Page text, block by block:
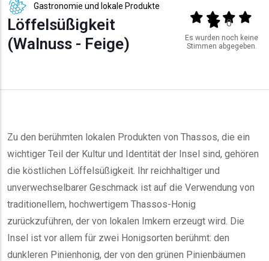
Gastronomie und lokale Produkte
Löffelsüßigkeit
(Walnuss - Feige)
Output format
(star)(star)(star)
(star)
0
Es wurden noch keine
Stimmen abgegeben.
Zu den berühmten lokalen Produkten von Thassos, die ein
wichtiger Teil der Kultur und Identität der Insel sind, gehören
die köstlichen Löffelsüßigkeit. Ihr reichhaltiger und
unverwechselbarer Geschmack ist auf die Verwendung von
traditionellem, hochwertigem Thassos-Honig
zurückzuführen, der von lokalen Imkern erzeugt wird. Die
Insel ist vor allem für zwei Honigsorten berühmt: den
dunkleren Pinienhonig, der von den grünen Pinienbäumen